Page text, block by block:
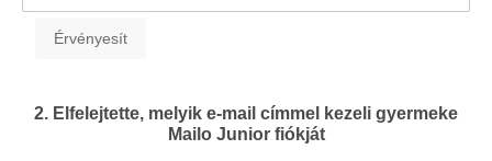
2. Elfelejtette, melyik e-mail címmel kezeli gyermeke
Mailo Junior fiókját